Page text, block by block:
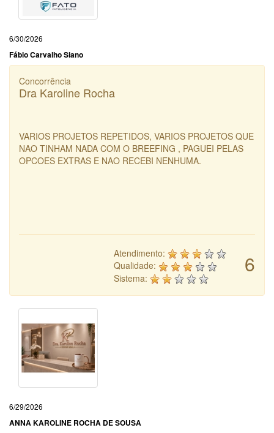
6/30/2026
Fábio Carvalho Siano
Concorrência
Dra Karoline Rocha
VARIOS PROJETOS REPETIDOS, VARIOS PROJETOS QUE
NAO TINHAM NADA COM O BREEFING , PAGUEI PELAS
OPCOES EXTRAS E NAO RECEBI NENHUMA.
6
Atendimento:
Qualidade:
Sistema:
6/29/2026
ANNA KAROLINE ROCHA DE SOUSA